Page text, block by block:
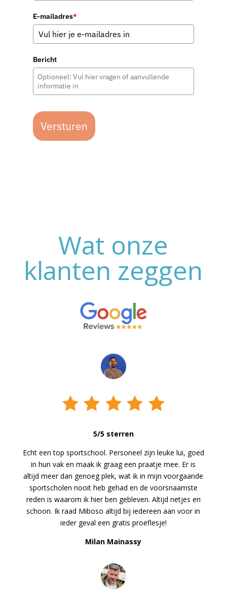
E-mailadres*
Bericht
Versturen
Wat onze
klanten zeggen
5/5 sterren
Echt een top sportschool. Personeel zijn leuke lui, goed
in hun vak en maak ik graag een praatje mee. Er is
altijd meer dan genoeg plek, wat ik in mijn voorgaande
sportscholen nooit heb gehad en de voorsnaamste
reden is waarom ik hier ben gebleven. Altijd netjes en
schoon. Ik raad Miboso altijd bij iedereen aan voor in
ieder geval een gratis proeflesje!
Milan Mainassy